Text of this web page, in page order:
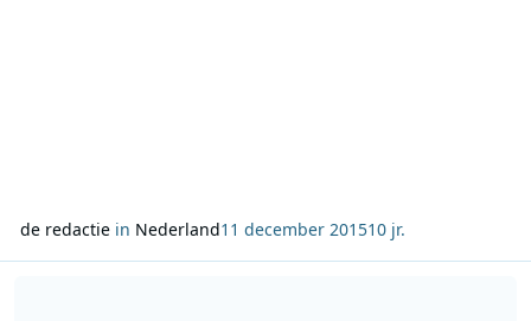
de redactiein Nederland11 december 201510 jr.